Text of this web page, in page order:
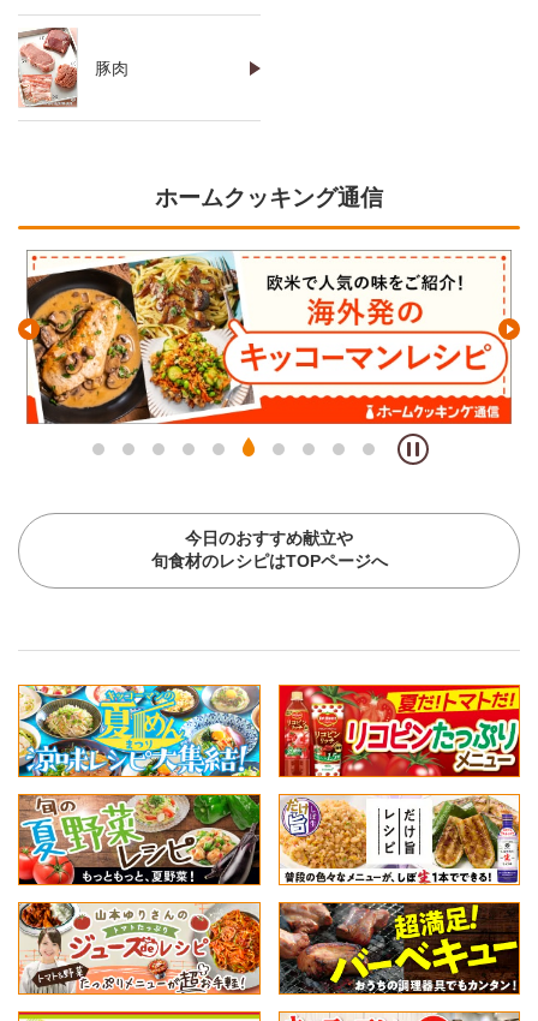
豚肉
ホームクッキング通信
今日のおすすめ献立や
旬食材のレシピはTOPページへ